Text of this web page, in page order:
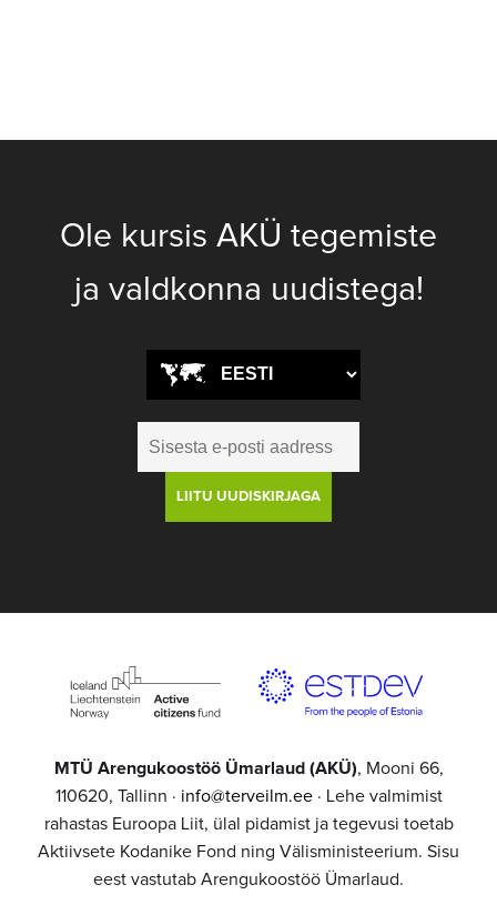
Ole kursis AKÜ tegemiste
ja valdkonna uudistega!
MTÜ Arengukoostöö Ümarlaud (AKÜ), Mooni 66,
110620, Tallinn · info@terveilm.ee· Lehe valmimist
rahastas Euroopa Liit, ülal pidamist ja tegevusi toetab
Aktiivsete Kodanike Fond ning Välisministeerium. Sisu
eest vastutab Arengukoostöö Ümarlaud.